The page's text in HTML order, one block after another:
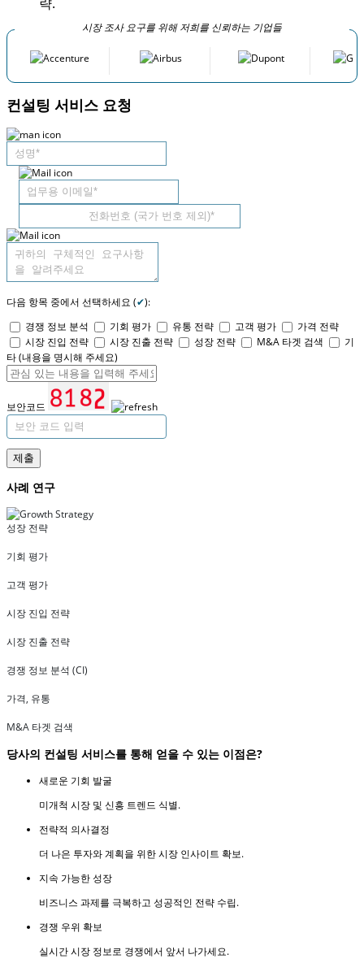
시장 조사 요구를 위해 저희를 신뢰하는 기업들
컨설팅 서비스 요청
다음 항목 중에서 선택하세요 (✔):
경쟁 정보 분석
기회 평가 유통 전략 고객 평가
가격 전략
시장 진입 전략
시장 진출 전략 성장 전략 M&A 타겟 검색
기
타 (내용을 명시해 주세요)
보안코드
제출
사례 연구
성장 전략
기회 평가
고객 평가
시장 진입 전략
시장 진출 전략
경쟁 정보 분석 (CI)
가격, 유통
M&A 타겟 검색
당사의 컨설팅 서비스를 통해 얻을 수 있는 이점은?
새로운 기회 발굴
미개척 시장 및 신흥 트렌드 식별.
전략적 의사결정
더 나은 투자와 계획을 위한 시장 인사이트 확보.
지속 가능한 성장
비즈니스 과제를 극복하고 성공적인 전략 수립.
경쟁 우위 확보
실시간 시장 정보로 경쟁에서 앞서 나가세요.